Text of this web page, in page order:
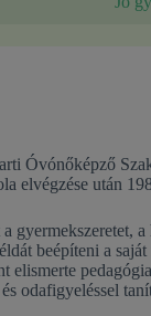
Óvónőképző
elvégzése után
gyermekszeretet,
beépíteni a
elismerte
odafigyeléssel